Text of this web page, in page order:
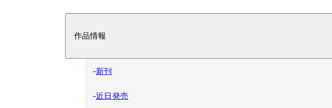
作品情報
新刊
近日発売